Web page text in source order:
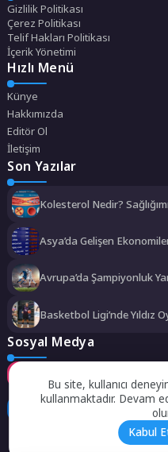
Gizlilik Politikası
Çerez Politikası
Telif Hakları Politikası
İçerik Yönetimi
Hızlı Menü
Künye
Hakkımızda
Editör Ol
İletişim
Son Yazılar
Kolesterol Nedir?
Asya’da Gelişen
Avrupa’da Şampiyonluk
Basketbol Ligi’nde Yıldız
Sosyal Medya
Bu site, kullanıcı
kullanmaktadır. Devam
Kabul